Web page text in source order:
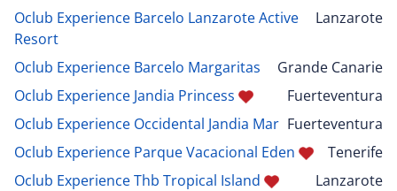
Oclub Experience Barcelo Lanzarote Active
Resort
Lanzarote
Oclub Experience Barcelo Margaritas
Grande Canarie
Oclub Experience Jandia Princess
Fuerteventura
Oclub Experience Occidental Jandia Mar Fuerteventura
Oclub Experience Parque Vacacional Eden
Tenerife
Oclub Experience Thb Tropical Island
Lanzarote